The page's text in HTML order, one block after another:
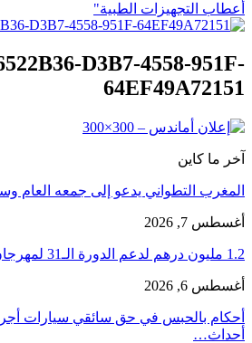
أعطاب التجهيزات الطبية"
D3B7-4558-951F-
64EF49A72151
آخر ما كاين
المغرب التطواني يدعو إلى جمعه العام
أغسطس 7, 2026
1.2 مليون درهم لدعم الدورة الـ31 لمهرجان تطوان لسينما البحر…
أغسطس 6, 2026
أحكام بالحبس في حق سائقي سيارات
أحداث…